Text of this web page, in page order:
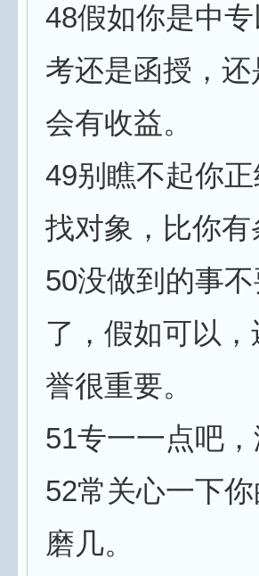
48假如你是中
考还是函授，
会有收益。
49别瞧不起你
找对象，比你有
50没做到的事
了，假如可以
誉很重要。
51专一一点吧
52常关心一下
磨几。